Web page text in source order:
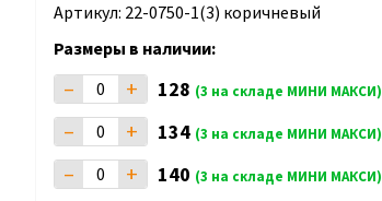
Артикул: 22-0750-1(3) коричневый
Размеры в наличии:
– + 128 (3 на складе МИНИ МАКСИ)
– + 134 (3 на складе МИНИ МАКСИ)
– + 140 (3 на складе МИНИ МАКСИ)